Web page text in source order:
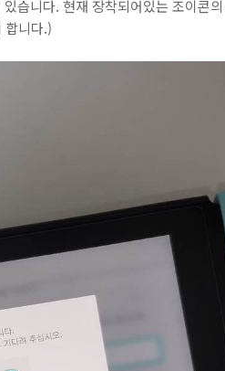
습니다. 현재 장착되어있는 조이콘
합니다.)